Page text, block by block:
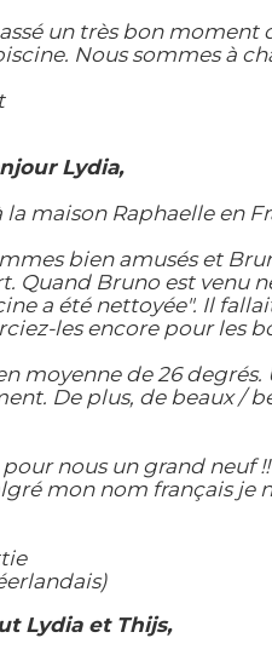
un très bon
Nous sommes à
Lydia,
maison Raphaelle en
bien amusés et
Quand Bruno est venu
a été nettoyée". Il
les encore pour les
moyenne de 26
De plus, de beaux /
nous un grand neuf
mon nom français je
Lydia et Thijs,